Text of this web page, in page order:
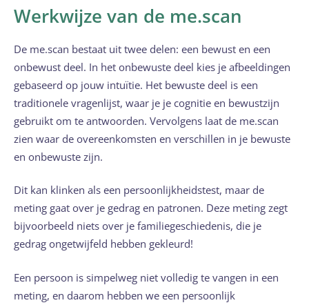
Werkwijze van de me.scan
De me.scan bestaat uit twee delen: een bewust en een
onbewust deel. In het onbewuste deel kies je afbeeldingen
gebaseerd op jouw intuïtie. Het bewuste deel is een
traditionele vragenlijst, waar je je cognitie en bewustzijn
gebruikt om te antwoorden. Vervolgens laat de me.scan
zien waar de overeenkomsten en verschillen in je bewuste
en onbewuste zijn.
Dit kan klinken als een persoonlijkheidstest, maar de
meting gaat over je gedrag en patronen. Deze meting zegt
bijvoorbeeld niets over je familiegeschiedenis, die je
gedrag ongetwijfeld hebben gekleurd!
Een persoon is simpelweg niet volledig te vangen in een
meting, en daarom hebben we een persoonlijk